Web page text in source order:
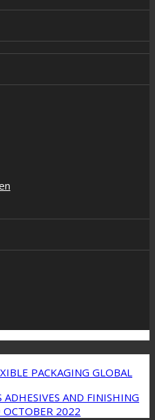
PACKAGING GLOBAL
ADHESIVES AND FINISHING
2022